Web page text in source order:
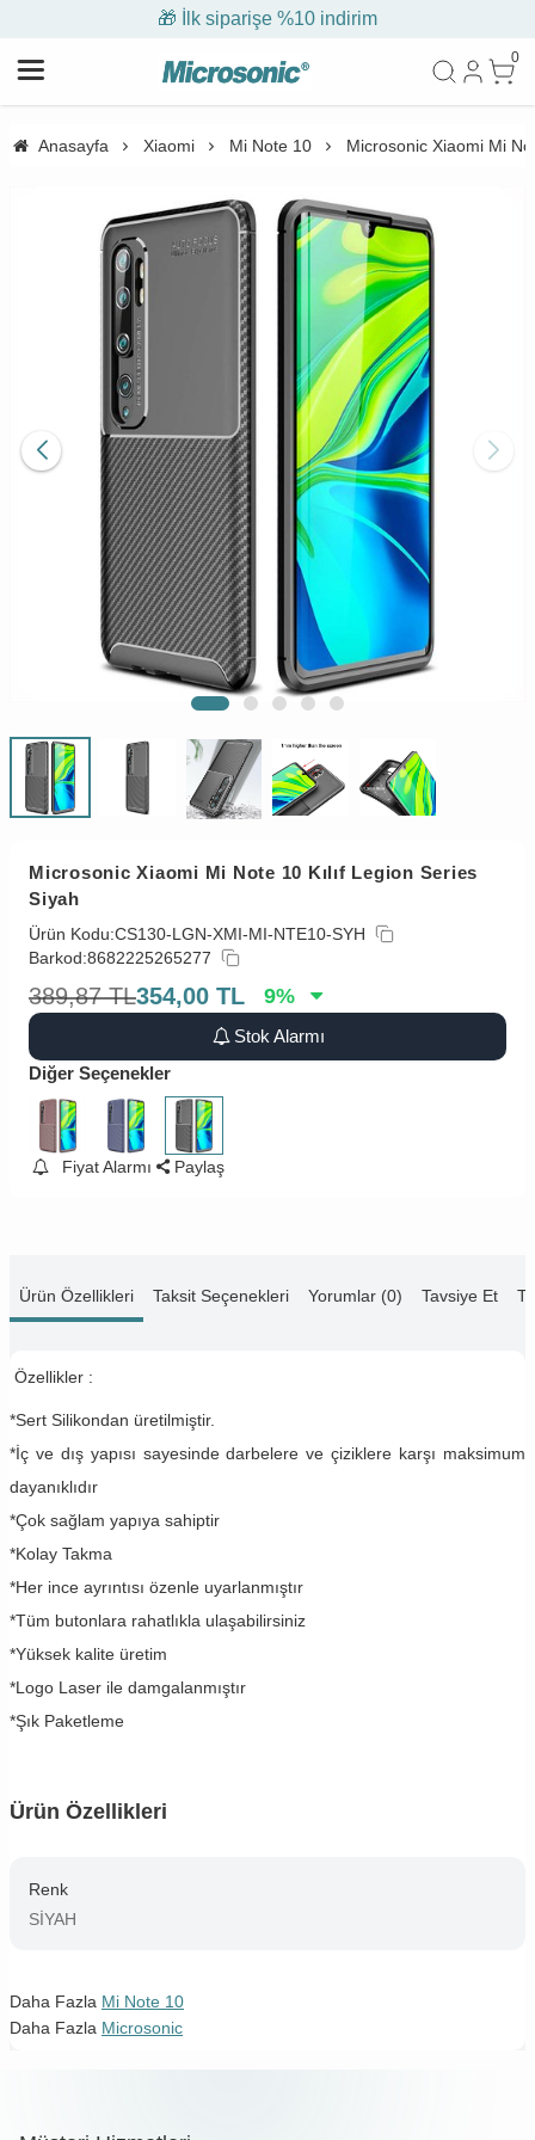
🎁 İlk siparişe %10 indirim
0
Anasayfa Xiaomi Mi Note 10 Microsonic Xiaomi Mi
Microsonic Xiaomi Mi Note 10 Kılıf Legion Series
Siyah
Ürün Kodu:CS130-LGN-XMI-MI-NTE10-SYH
Barkod:8682225265277
389,87 TL354,00 TL 9%
Stok Alarmı
Diğer Seçenekler
Fiyat Alarmı Paylaş
Ürün Özellikleri Taksit Seçenekleri Yorumlar (0) Tavsiye Et
Özellikler :
*Sert Silikondan üretilmiştir.
*İç ve dış yapısı sayesinde darbelere ve çiziklere karşı maksimum
dayanıklıdır
*Çok sağlam yapıya sahiptir
*Kolay Takma
*Her ince ayrıntısı özenle uyarlanmıştır
*Tüm butonlara rahatlıkla ulaşabilirsiniz
*Yüksek kalite üretim
*Logo Laser ile damgalanmıştır
*Şık Paketleme
Ürün Özellikleri
Renk
SİYAH
Daha Fazla Mi Note 10
Daha Fazla Microsonic